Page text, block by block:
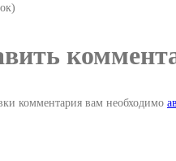
комментария вам необходимо